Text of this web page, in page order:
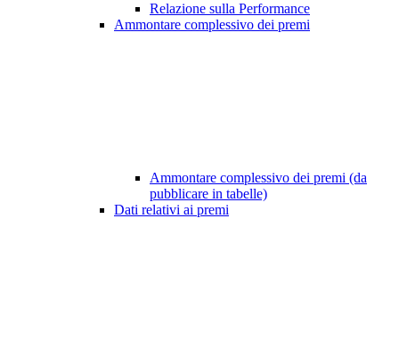
Relazione sulla Performance
Ammontare complessivo dei premi
Ammontare complessivo dei premi (da
pubblicare in tabelle)
Dati relativi ai premi